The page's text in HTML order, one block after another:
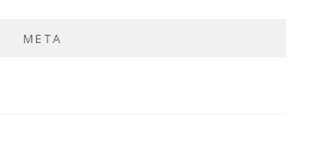
META